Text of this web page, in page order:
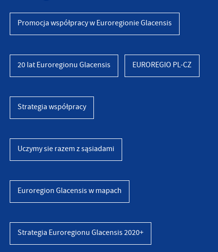
Promocja współpracy w Euroregionie Glacensis
20 lat Euroregionu Glacensis EUROREGIO PL-CZ
Strategia współpracy
Uczymy sie razem z sąsiadami
Euroregion Glacensis w mapach
Strategia Euroregionu Glacensis 2020+